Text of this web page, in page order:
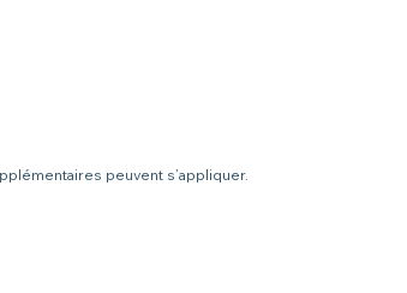
peuvent s’appliquer.